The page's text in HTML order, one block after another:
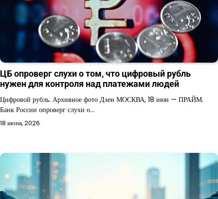
ЦБ опроверг слухи о том, что цифровый рубль
нужен для контроля над платежами людей
Цифровой рубль. Архивное фото Дзен МОСКВА, 18 июн — ПРАЙМ.
Банк России опроверг слухи о…
18 июня, 2026